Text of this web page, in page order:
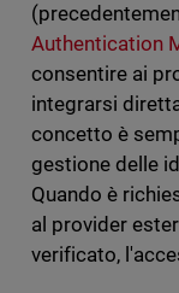
Authentication
consentire ai
integrarsi
concetto è
gestione delle
Quando è
al provider
verificato,